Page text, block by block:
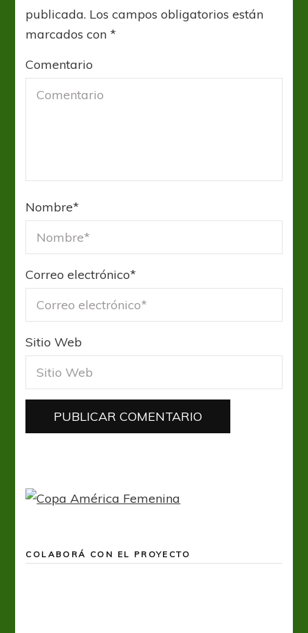
publicada. Los campos obligatorios están
marcados con*
Comentario
Nombre*
Correo electrónico*
Sitio Web
COLABORÁ CON EL PROYECTO